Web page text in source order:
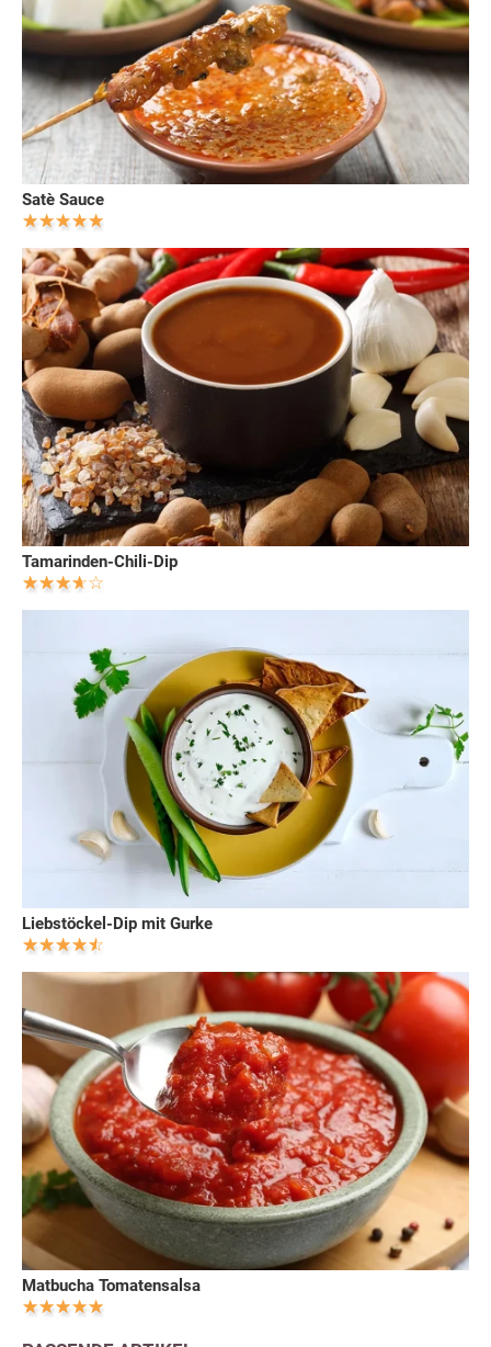
Satè Sauce
Tamarinden-Chili-Dip
Liebstöckel-Dip mit Gurke
Matbucha Tomatensalsa